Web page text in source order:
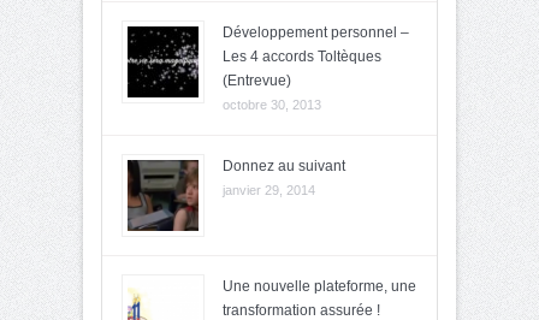
Développement personnel –
Les 4 accords Toltèques
(Entrevue)
octobre 30, 2013
Donnez au suivant
janvier 29, 2014
Une nouvelle plateforme, une
transformation assurée !